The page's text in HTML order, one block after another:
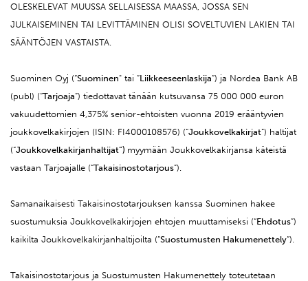
OLESKELEVAT MUUSSA SELLAISESSA MAASSA, JOSSA SEN
JULKAISEMINEN TAI LEVITTÄMINEN OLISI SOVELTUVIEN LAKIEN TAI
SÄÄNTÖJEN VASTAISTA.
Suominen Oyj (“Suominen" tai ”Liikkeeseenlaskija”) ja Nordea Bank AB
(publ) (“Tarjoaja”) tiedottavat tänään kutsuvansa 75 000 000 euron
vakuudettomien 4,375% senior-ehtoisten vuonna 2019 erääntyvien
joukkovelkakirjojen (ISIN: FI4000108576) (“Joukkovelkakirjat”) haltijat
(“Joukkovelkakirjanhaltijat”) myymään Joukkovelkakirjansa käteistä
vastaan Tarjoajalle (“Takaisinostotarjous”).
Samanaikaisesti Takaisinostotarjouksen kanssa Suominen hakee
suostumuksia Joukkovelkakirjojen ehtojen muuttamiseksi (“Ehdotus”)
kaikilta Joukkovelkakirjanhaltijoilta (”Suostumusten Hakumenettely”).
Takaisinostotarjous ja Suostumusten Hakumenettely toteutetaan